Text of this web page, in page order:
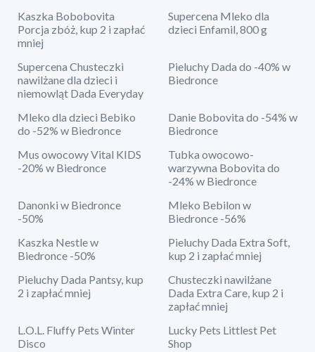
Kaszka Bobobovita
Porcja zbóż, kup 2 i zapłać
mniej
Supercena Mleko dla
dzieci Enfamil, 800 g
Supercena Chusteczki
nawilżane dla dzieci i
niemowląt Dada Everyday
Pieluchy Dada do -40% w
Biedronce
Mleko dla dzieci Bebiko
do -52% w Biedronce
Danie Bobovita do -54% w
Biedronce
Mus owocowy Vital KIDS
-20% w Biedronce
Tubka owocowo-
warzywna Bobovita do
-24% w Biedronce
Danonki w Biedronce
-50%
Mleko Bebilon w
Biedronce -56%
Kaszka Nestle w
Biedronce -50%
Pieluchy Dada Extra Soft,
kup 2 i zapłać mniej
Pieluchy Dada Pantsy, kup
2 i zapłać mniej
Chusteczki nawilżane
Dada Extra Care, kup 2 i
zapłać mniej
L.O.L. Fluffy Pets Winter
Disco
Lucky Pets Littlest Pet
Shop